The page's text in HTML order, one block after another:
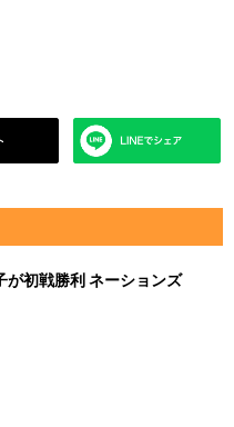
が初戦勝利 ネーションズ